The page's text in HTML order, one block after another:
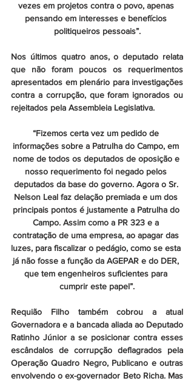
vezes em projetos contra o povo, apenas
pensando em interesses e benefícios
politiqueiros pessoais”.
Nos últimos quatro anos, o deputado relata
que não foram poucos os requerimentos
apresentados em plenário para investigações
contra a corrupção, que foram ignorados ou
rejeitados pela Assembleia Legislativa.
“Fizemos certa vez um pedido de
informações sobre a Patrulha do Campo, em
nome de todos os deputados de oposição e
nosso requerimento foi negado pelos
deputados da base do governo. Agora o Sr.
Nelson Leal faz delação premiada e um dos
principais pontos é justamente a Patrulha do
Campo. Assim como a PR 323 e a
contratação de uma empresa, ao apagar das
luzes, para fiscalizar o pedágio, como se esta
já não fosse a função da AGEPAR e do DER,
que tem engenheiros suficientes para
cumprir este papel”.
Requião Filho também cobrou a atual
Governadora e a bancada aliada ao Deputado
Ratinho Júnior a se posicionar contra esses
escândalos de corrupção deflagrados pela
Operação Quadro Negro, Publicano e outras
envolvendo o ex-governador Beto Richa. Mas